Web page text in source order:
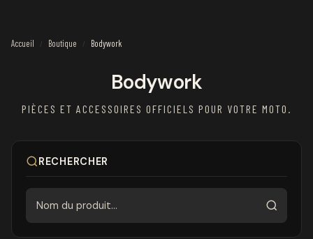
Accueil / Boutique / Bodywork
Bodywork
PIÈCES ET ACCESSOIRES OFFICIELS POUR VOTRE MOTO.
RECHERCHER